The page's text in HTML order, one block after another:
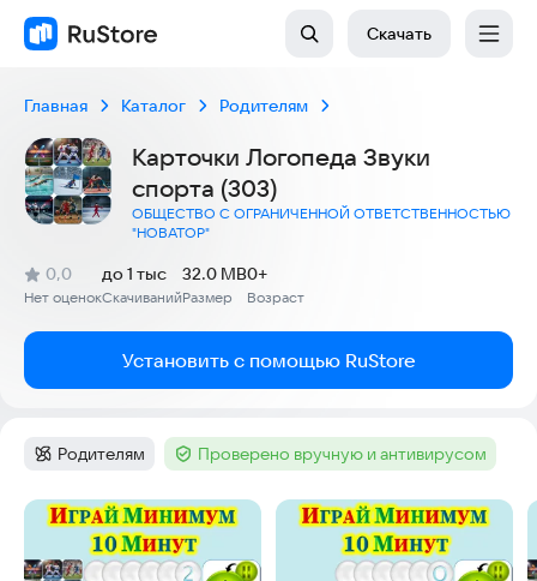
Скачать
Главная Каталог Родителям
Карточки Логопеда Звуки
спорта (303)
ОБЩЕСТВО С ОГРАНИЧЕННОЙ ОТВЕТСТВЕННОСТЬЮ
"НОВАТОР"
Рейтинг:
0,0
(
Нет оценок
)
Скачиваний
до 1 тыс
Размер
32.0 MB
Возраст
0+
Установить с помощью RuStore
Категория:
Родителям Тег :Проверено вручную и антивирусом
Скриншоты